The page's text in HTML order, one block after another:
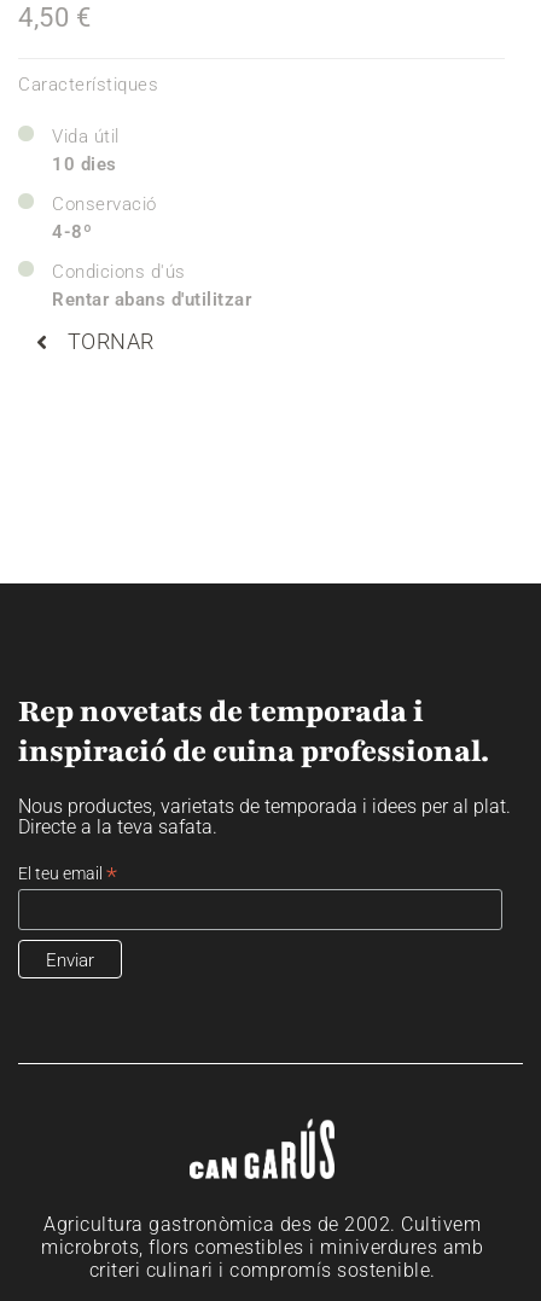
4,50 €
Característiques
Vida útil
10 dies
Conservació
4-8º
Condicions d'ús
Rentar abans d'utilitzar
TORNAR
Rep novetats de temporada i
inspiració de cuina professional.
Nous productes, varietats de temporada i idees per al plat.
Directe a la teva safata.
El teu email *
Agricultura gastronòmica des de 2002. Cultivem
microbrots, flors comestibles i miniverdures amb
criteri culinari i compromís sostenible.